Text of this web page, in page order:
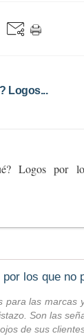
Logos...
Logos por
para las marcas
Son las
de sus